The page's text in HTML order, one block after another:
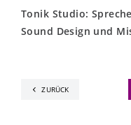
Tonik Studio:
Sound Design und
ZURÜCK